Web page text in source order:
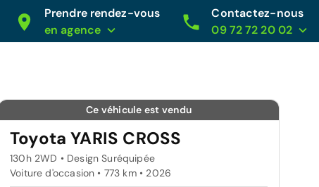
Prendre rendez-vous
en agence
Contactez-nous
09 72 72 20 02
Ce véhicule est vendu
Toyota YARIS CROSS
130h 2WD • Design Suréquipée
Voiture d'occasion • 773 km • 2026